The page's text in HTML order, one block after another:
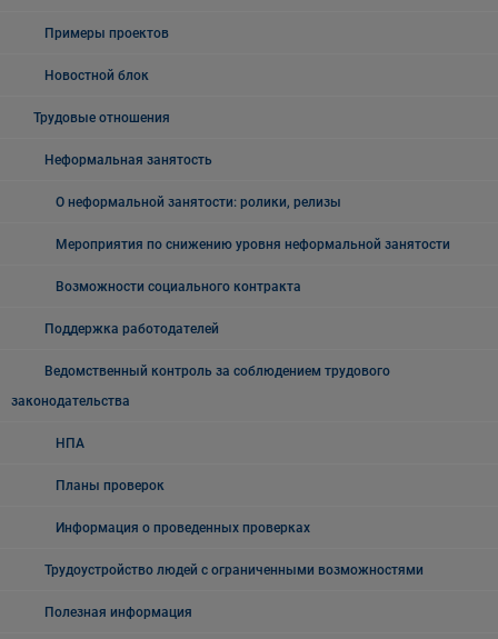
Примеры проектов
Новостной блок
Трудовые отношения
Неформальная занятость
О неформальной занятости: ролики, релизы
Мероприятия по снижению уровня неформальной занятости
Возможности социального контракта
Поддержка работодателей
Ведомственный контроль за соблюдением трудового
законодательства
НПА
Планы проверок
Информация о проведенных проверках
Трудоустройство людей с ограниченными возможностями
Полезная информация